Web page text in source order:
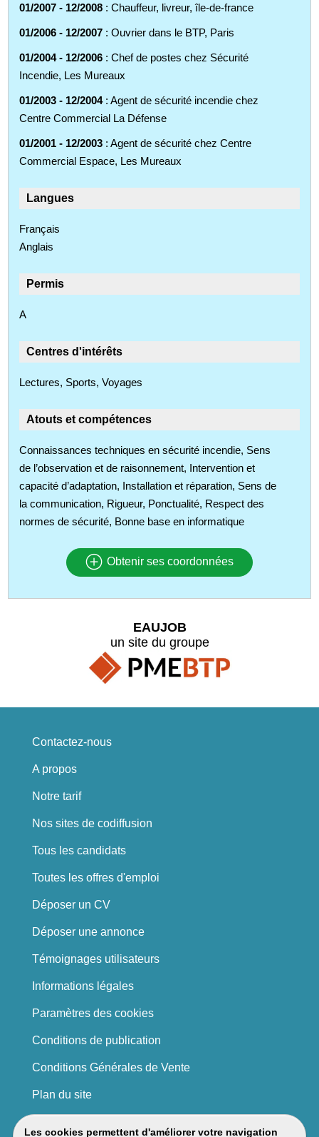
01/2007 - 12/2008 : Chauffeur, livreur, île-de-france
01/2006 - 12/2007 : Ouvrier dans le BTP, Paris
01/2004 - 12/2006 : Chef de postes chez Sécurité
Incendie, Les Mureaux
01/2003 - 12/2004: Agent de sécurité incendie chez
Centre Commercial La Défense
01/2001 - 12/2003 : Agent de sécurité chez Centre
Commercial Espace, Les Mureaux
Langues
Français
Anglais
Permis
A
Centres d'intérêts
Lectures, Sports, Voyages
Atouts et compétences
Connaissances techniques en sécurité incendie, Sens
de l’observation et de raisonnement, Intervention et
capacité d’adaptation, Installation et réparation, Sens de
la communication, Rigueur, Ponctualité, Respect des
normes de sécurité, Bonne base en informatique
Obtenir ses coordonnées
Les cookies permettent d'améliorer votre navigation
EAUJOB
un site du groupe
Contactez-nous
A propos
Notre tarif
Nos sites de codiffusion
Tous les candidats
Toutes les offres d'emploi
Déposer un CV
Déposer une annonce
Témoignages utilisateurs
Informations légales
Paramètres des cookies
Conditions de publication
Conditions Générales de Vente
Plan du site